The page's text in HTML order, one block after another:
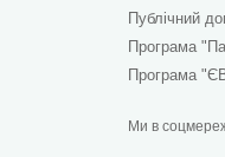
Публічний
Програма
Програма
Ми в